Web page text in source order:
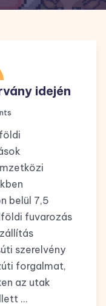
idején
belül 7,5
fuvarozás
szerelvény
forgalmat,
az utak
…